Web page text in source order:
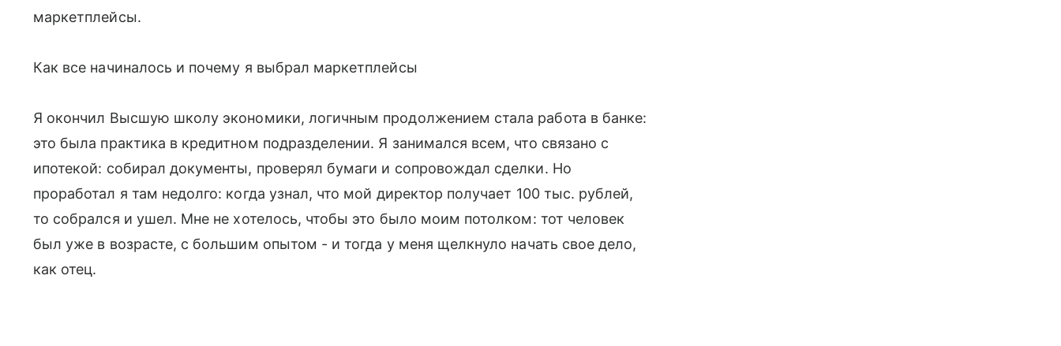
маркетплейсы.
Как все начиналось и почему я выбрал маркетплейсы
Я окончил Высшую школу экономики, логичным продолжением стала работа в банке:
это была практика в кредитном подразделении. Я занимался всем, что связано с
ипотекой: собирал документы, проверял бумаги и сопровождал сделки. Но
проработал я там недолго: когда узнал, что мой директор получает 100 тыс. рублей,
то собрался и ушел. Мне не хотелось, чтобы это было моим потолком: тот человек
был уже в возрасте, с большим опытом - и тогда у меня щелкнуло начать свое дело,
как отец.